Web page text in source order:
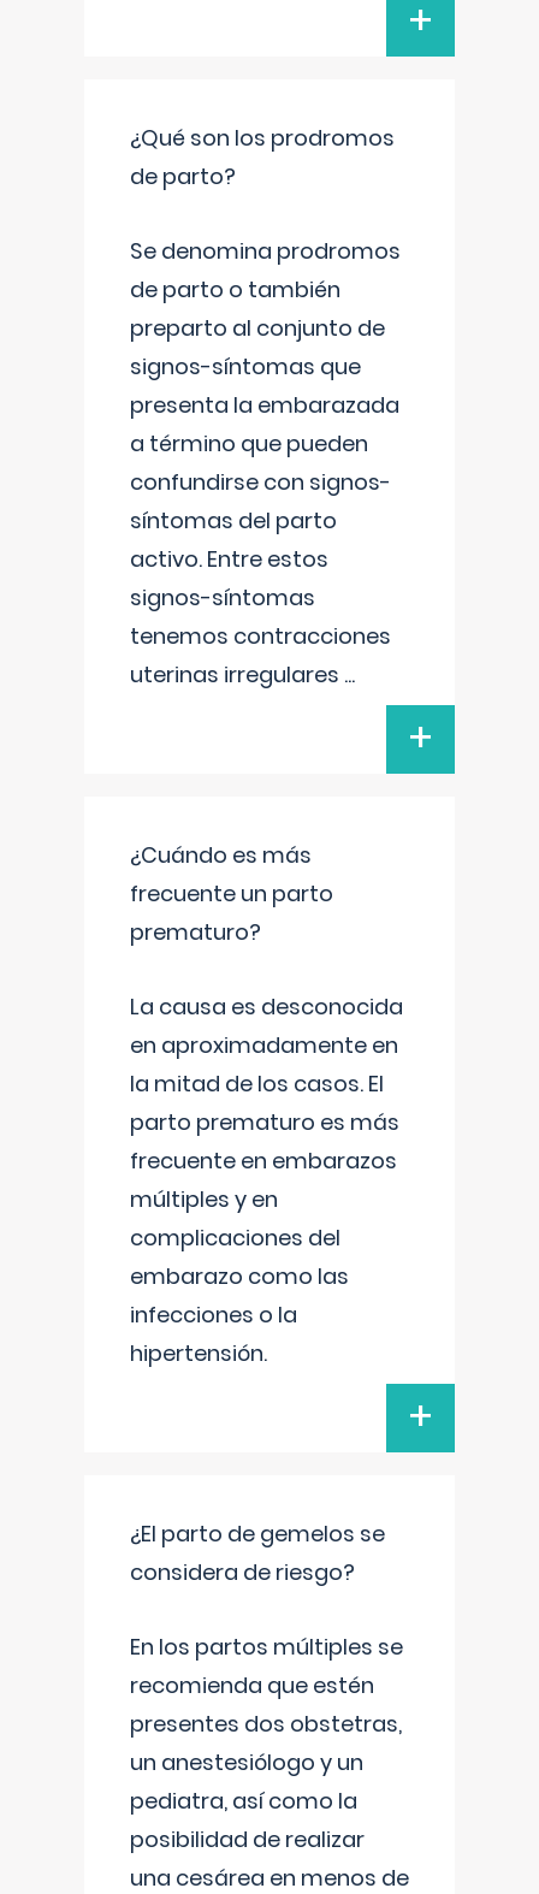
+
¿Qué son los prodromos
de parto?
Se denomina prodromos
de parto o también
preparto al conjunto de
signos-síntomas que
presenta la embarazada
a término que pueden
confundirse con signos-
síntomas del parto
activo. Entre estos
signos-síntomas
tenemos contracciones
uterinas irregulares ...
+
¿Cuándo es más
frecuente un parto
prematuro?
La causa es desconocida
en aproximadamente en
la mitad de los casos. El
parto prematuro es más
frecuente en embarazos
múltiples y en
complicaciones del
embarazo como las
infecciones o la
hipertensión.
+
¿El parto de gemelos se
considera de riesgo?
En los partos múltiples se
recomienda que estén
presentes dos obstetras,
un anestesiólogo y un
pediatra, así como la
posibilidad de realizar
una cesárea en menos de